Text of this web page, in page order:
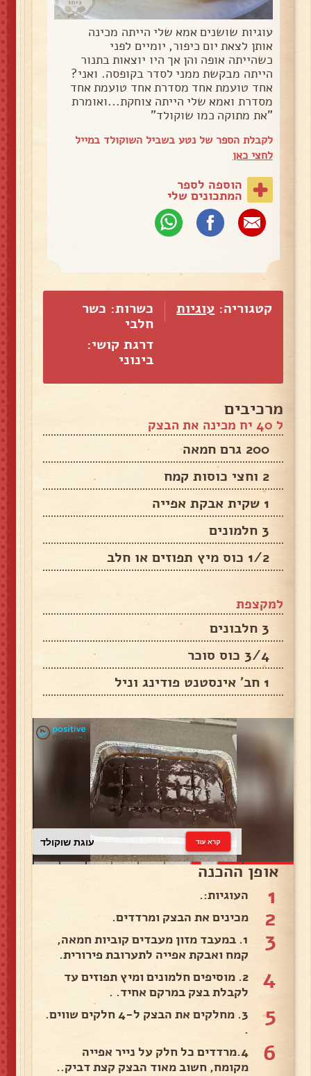
עוגיות שושנים אמא שלי הייתה מכינה
אותן לצאת יום כיפור, יומיים לפני
כשהייתה אופה והן אך היו יוצאות בתנור
הייתה מבקשת ממני לסדר בקופסה. ואני?
אחד טועמת אחד מסדרת אחד טועמת אחד
מסדרת ואמא שלי הייתה צוחקת...ואומרת
"את מתוקה כמו שוקולד"
לקבלת הספר של נטע בשביל השוקולד במייל
לחצי כאן
הוספה לספר
המתכונים שלי
קטגוריה: עוגיות
כשרות: כשר
חלבי
דרגת קושי:
בינוני
מרכיבים
ל 40 יח מכינה את הבצק
200 גרם חמאה
2 וחצי כוסות קמח
1 שקית אבקת אפייה
3 חלמונים
1/2 כוס מיץ תפוזים או חלב
למקצפת
3 חלבונים
3/4 כוס סוכר
1 חב' אינסטנט פודינג וניל
עוגת שוקולד קרא עוד
אופן ההכנה
1 העוגיות:.
2 מכינים את הבצק ומרדדים.
3
1. במעבד מזון מעבדים קוביות חמאה,
קמח ואבקת אפייה לתערובת פירורית.
4
2. מוסיפים חלמונים ומיץ תפוזים עד
לקבלת בצק במרקם אחיד. .
5
3. מחלקים את הבצק ל-4 חלקים שווים.
.
6
4.מרדדים כל חלק על נייר אפייה
מקומח, חשוב מאוד הבצק קצת דביק..